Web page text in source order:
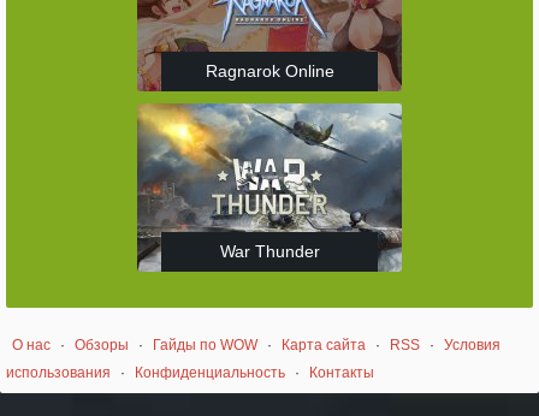
Ragnarok Online
War Thunder
О нас · Обзоры · Гайды по WOW · Карта сайта · RSS ·
Условия
использования
· Конфиденциальность · Контакты